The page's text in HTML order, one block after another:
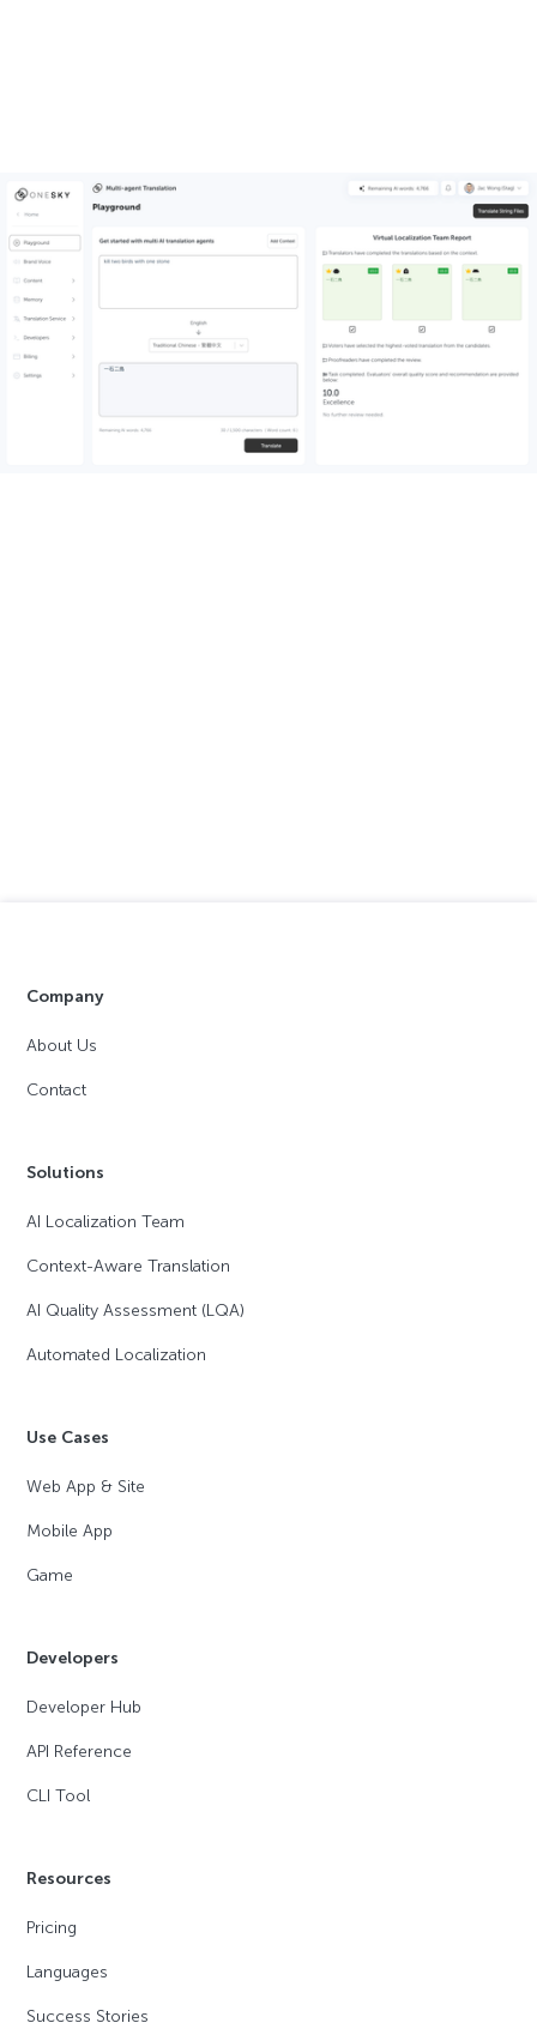
Company
About Us
Contact
Solutions
AI Localization Team
Context-Aware Translation
AI Quality Assessment (LQA)
Automated Localization
Use Cases
Web App & Site
Mobile App
Game
Developers
Developer Hub
API Reference
CLI Tool
Resources
Pricing
Languages
Success Stories